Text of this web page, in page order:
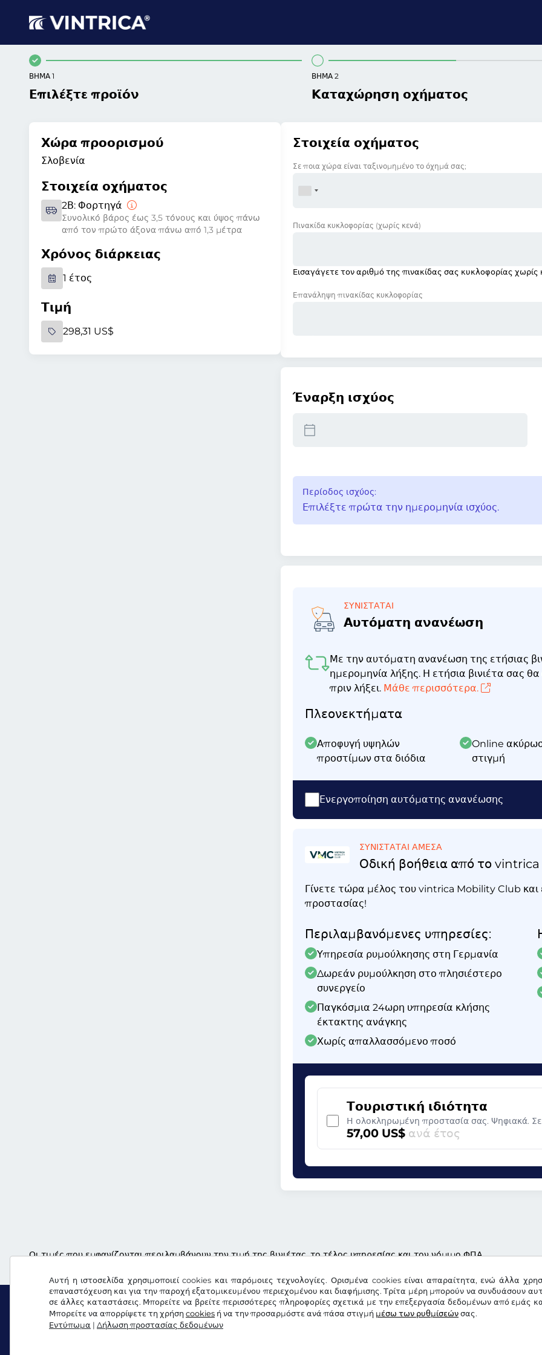
Αυτή η ιστοσελίδα χρησιμοποιεί cookies και παρόμοιες τεχνολογίες. Ορισμένα cookies είναι απαραίτητα, ενώ άλλα
επαναστόχευση και για την παροχή εξατομικευμένου περιεχομένου και διαφήμισης. Τρίτα μέρη μπορούν να συνδυάσουν
σε άλλες καταστάσεις. Μπορείτε να βρείτε περισσότερες πληροφορίες σχετικά με την επεξεργασία δεδομένων από εμάς
Μπορείτε να απορρίψετε τη χρήση cookies ή να την προσαρμόστε ανά πάσα στιγμή μέσω των ρυθμίσεών σας.
Εντύπωμα | Δήλωση προστασίας δεδομένων
ΒΉΜΑ 1
Επιλέξτε προϊόν
ΒΉΜΑ 2
Καταχώρηση οχήματος
Χώρα προορισμού
Σλοβενία
Στοιχεία οχήματος
2Β: Φορτηγά
Συνολικό βάρος έως 3,5 τόνους και ύψος πάνω
από τον πρώτο άξονα πάνω από 1,3 μέτρα
Χρόνος διάρκειας
1 έτος
Τιμή
298,31 US$
Στοιχεία οχήματος
Σε ποια χώρα είναι ταξινομημένο το όχημά σας;
Πινακίδα κυκλοφορίας (χωρίς κενά)
Εισαγάγετε τον αριθμό της πινακίδας σας κυκλοφορίας χωρίς
Επανάληψη πινακίδας κυκλοφορίας
Έναρξη ισχύος
Περίοδος ισχύος:
Επιλέξτε πρώτα την ημερομηνία ισχύος.
ΣΥΝΙΣΤΆΤΑΙ
Αυτόματη ανανέωση
Με την αυτόματη ανανέωση της ετήσιας
ημερομηνία λήξης. Η ετήσια βινιέτα σας
πριν λήξει. Μάθε περισσότερα.
Πλεονεκτήματα
Αποφυγή υψηλών
προστίμων στα διόδια
Online
στιγμή
Ενεργοποίηση αυτόματης ανανέωσης
ΣΥΝΙΣΤΑΤΑΙ ΑΜΕΣΑ
Οδική βοήθεια από το
Γίνετε τώρα μέλος του vintrica Mobility Club και
προστασίας!
Περιλαμβανόμενες υπηρεσίες:
Υπηρεσία ρυμούλκησης στη Γερμανία
Δωρεάν ρυμούλκηση στο πλησιέστερο
συνεργείο
Παγκόσμια 24ωρη υπηρεσία κλήσης
έκτακτης ανάγκης
Χωρίς απαλλασσόμενο ποσό
Τουριστική ιδιότητα
Η ολοκληρωμένη προστασία σας. Ψηφιακά.
57,00 US$ ανά έτος
Οι τιμές που εμφανίζονται περιλαμβάνουν την τιμή της βινιέτας, το τέλος υπηρεσίας και τον νόμιμο ΦΠΑ